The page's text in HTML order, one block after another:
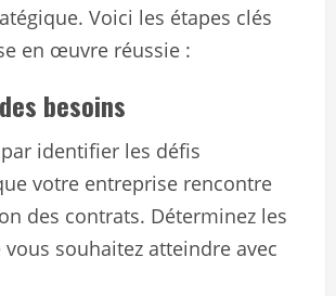
Voici les étapes clés
en œuvre réussie :
besoins
identifier les défis
votre entreprise rencontre
des contrats. Déterminez les
souhaitez atteindre avec